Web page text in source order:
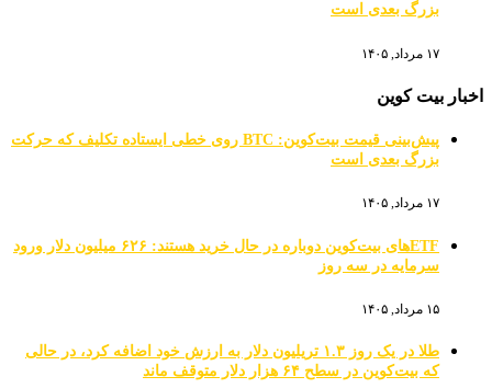
بزرگ بعدی است
۱۷ مرداد, ۱۴۰۵
اخبار بیت کوین
پیش‌بینی قیمت بیت‌کوین: BTC روی خطی ایستاده تکلیف که حرکت
بزرگ بعدی است
۱۷ مرداد, ۱۴۰۵
ETFهای بیت‌کوین دوباره در حال خرید هستند: ۶۲۶ میلیون دلار ورود
سرمایه در سه روز
۱۵ مرداد, ۱۴۰۵
طلا در یک روز ۱.۳ تریلیون دلار به ارزش خود اضافه کرد، در حالی
که بیت‌کوین در سطح ۶۴ هزار دلار متوقف ماند